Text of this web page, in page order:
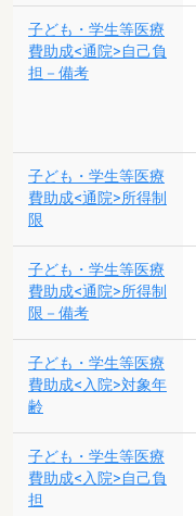
子ども・学生等医療
費助成<通院>自己負
担－備考
子ども・学生等医療
費助成<通院>所得制
限
子ども・学生等医療
費助成<通院>所得制
限－備考
子ども・学生等医療
費助成<入院>対象年
齢
子ども・学生等医療
費助成<入院>自己負
担